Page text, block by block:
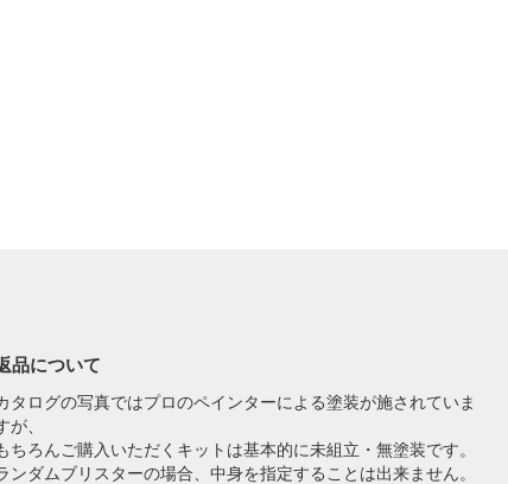
品について
タログの写真ではプロのペインターによる塗装が施されていま
が、
ちろんご購入いただくキットは基本的に未組立・無塗装です。
ンダムブリスターの場合、中身を指定することは出来ません。